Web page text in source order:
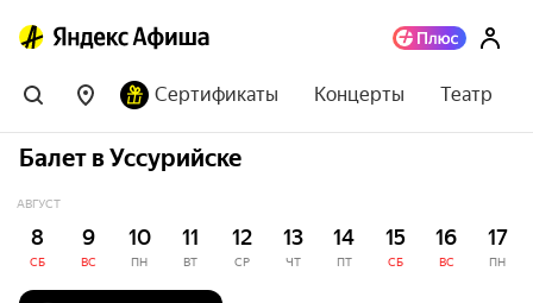
Сертификаты Концерты Театр
Балет в Уссурийске
АВГУСТ
8
СБ
9
ВС
10
ПН
11
ВТ
12
СР
13
ЧТ
14
ПТ
15
СБ
16
ВС
17
ПН